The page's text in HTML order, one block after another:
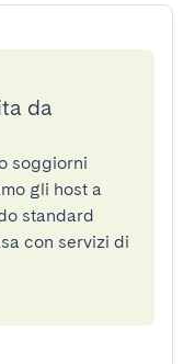
da
soggiorni
gli host a
standard
con servizi di